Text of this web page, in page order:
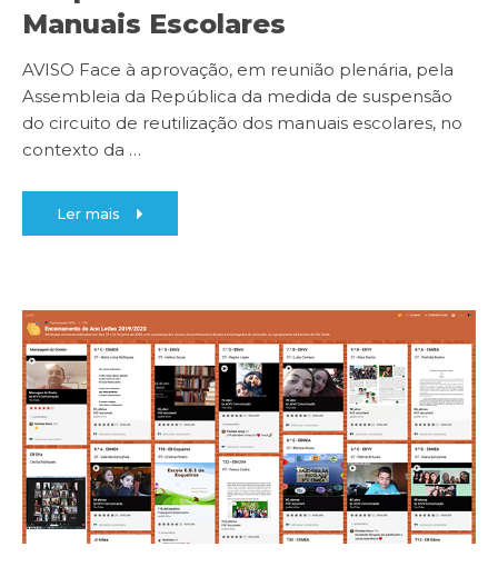
Manuais Escolares
AVISO Face à aprovação, em reunião plenária, pela
Assembleia da República da medida de suspensão
do circuito de reutilização dos manuais escolares, no
contexto da …
Ler mais